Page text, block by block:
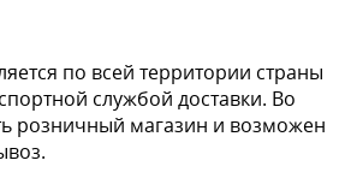
по всей территории страны
службой доставки. Во
розничный магазин и возможен